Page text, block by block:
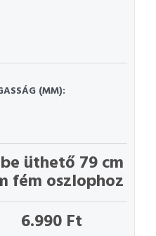
(MM):
üthető 79 cm
fém oszlophoz
6.990 Ft